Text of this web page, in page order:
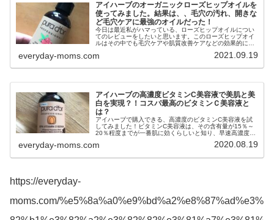
アイハーブのオーガニックローズヒップオイルを
使ってみました。結果は、、毛穴の汚れ、開きな
ど毛穴ケアに最強のオイルだった！
今日は最近私がハマっている、ローズヒップオイルについ
てのレビューをしたいと思います。このローズヒップオイ
ルはその中でも毛穴ケアや肌質改善ケアなどの効果的にと
たい！と思っている人に是非オススメしたいです！
everyday-moms.com 2021.09.19
アイハーブの高濃度ビタミンC美容液で美肌と美
白を実現？！コスパ最高のビタミンＣ美容液と
は？
アイハーブで購入できる、高濃度のビタミンC美容液を試
してみました！ビタミンC美容液は、その含有量が15％～
20％程度までが一番肌に効くらしいと知り、早速高濃度ビ
everyday-moms.com 2020.08.19
https://everyday-
moms.com/%e5%8a%a0%e9%bd%a2%e8%87%ad%e3%